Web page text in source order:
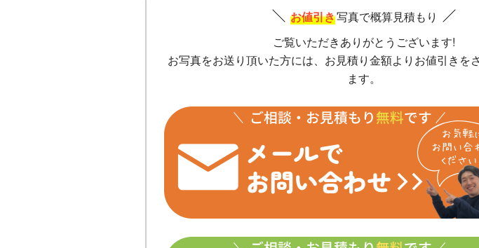
お値引き写真で概算見積もり
ご覧いただきありがとうございます!
お写真をお送り頂いた方には、お見積り金額よりお値引きを
ます。